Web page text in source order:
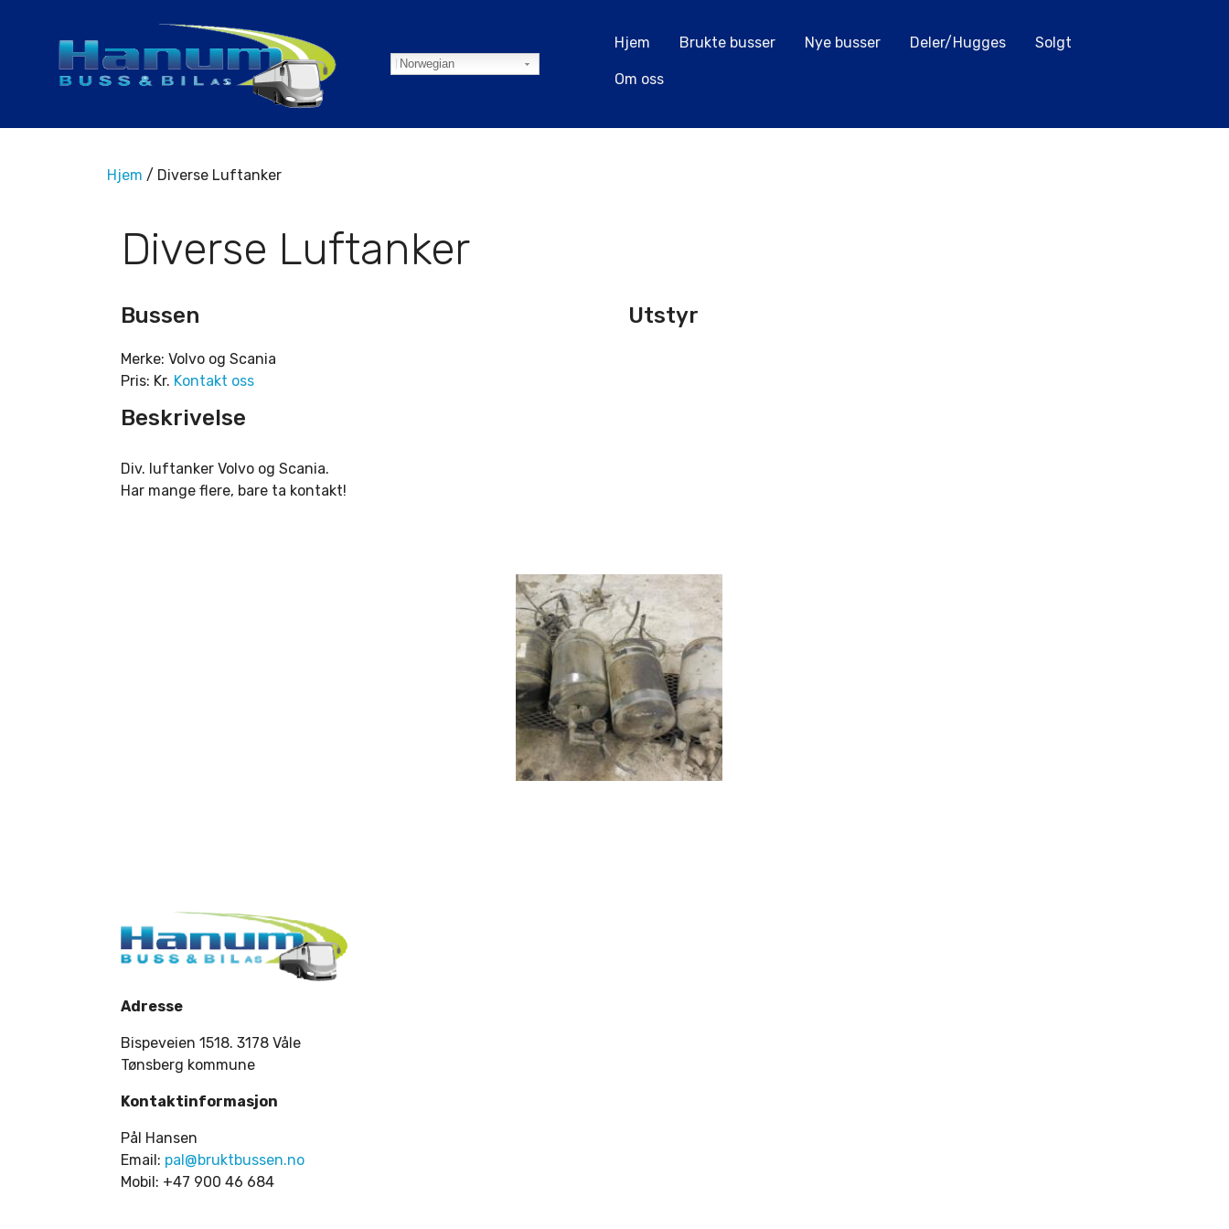
Norwegian
Hjem Brukte busser Nye busser Deler/Hugges Solgt
Om oss
Hjem / Diverse Luftanker
Diverse Luftanker
Bussen
Merke: Volvo og Scania
Pris: Kr. Kontakt oss
Utstyr
Beskrivelse
Div. luftanker Volvo og Scania.
Har mange flere, bare ta kontakt!
Adresse
Bispeveien 1518. 3178 Våle
Tønsberg kommune
Kontaktinformasjon
Pål Hansen
Email: pal@bruktbussen.no
Mobil: +47 900 46 684